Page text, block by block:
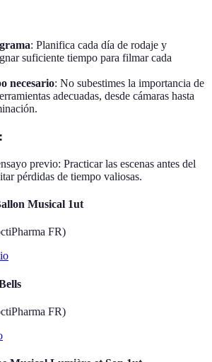
: Planifica cada día de rodaje y
suficiente tiempo para filmar cada
necesario: No subestimes la importancia de
adecuadas, desde cámaras hasta
previo: Practicar las escenas antes del
pérdidas de tiempo valiosas.
Musical 1ut
FR)
FR)